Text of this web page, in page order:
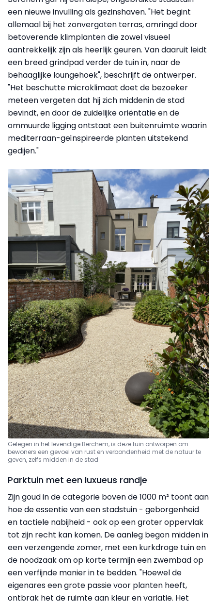
een nieuwe invulling als gezinshaven. "Het begint
allemaal bij het zonvergoten terras, omringd door
betoverende klimplanten die zowel visueel
aantrekkelijk zijn als heerlijk geuren. Van daaruit leidt
een breed grindpad verder de tuin in, naar de
behaaglijke loungehoek", beschrijft de ontwerper.
"Het beschutte microklimaat doet de bezoeker
meteen vergeten dat hij zich middenin de stad
bevindt, en door de zuidelijke oriëntatie en de
ommuurde ligging ontstaat een buitenruimte waarin
mediterraan-geïnspireerde planten uitstekend
gedijen."
Gelegen in het levendige Berchem, is deze tuin ontworpen om
bewoners een gevoel van rust en verbondenheid met de natuur te
geven, zelfs midden in de stad
Parktuin met een luxueus randje
Zijn goud in de categorie boven de 1000 m² toont aan
hoe de essentie van een stadstuin - geborgenheid
en tactiele nabijheid - ook op een groter oppervlak
tot zijn recht kan komen. De aanleg begon midden in
een verzengende zomer, met een kurkdroge tuin en
de noodzaak om op korte termijn een zwembad op
een verfijnde manier in te bedden. "Hoewel de
eigenares een grote passie voor planten heeft,
ontbrak het de ruimte aan kleur en variatie. Het